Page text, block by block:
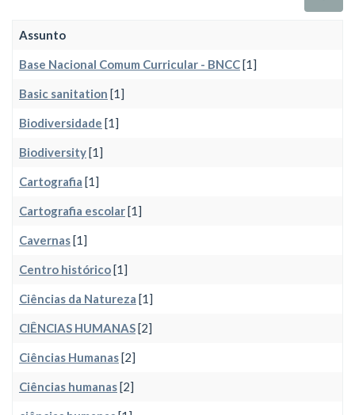
Assunto
Base Nacional Comum Curricular - BNCC[1]
Basic sanitation [1]
Biodiversidade [1]
Biodiversity[1]
Cartografia [1]
Cartografia escolar[1]
Cavernas[1]
Centro histórico[1]
Ciências da Natureza [1]
CIÊNCIAS HUMANAS[2]
Ciências Humanas[2]
Ciências humanas[2]